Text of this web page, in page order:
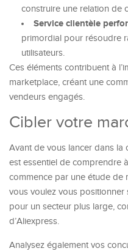
construire une relation de
Service clientèle
primordial pour résoudre
utilisateurs.
Ces éléments contribuent à
marketplace, créant une
vendeurs engagés.
Cibler votre
Avant de vous lancer dans la
est essentiel de comprendre
commence par une étude de
vous voulez vous
pour un secteur plus large,
d’Aliexpress.
Analysez également vos